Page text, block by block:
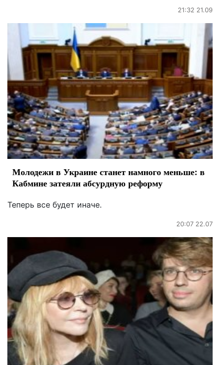
21:32 21.09
Молодежи в Украине станет намного меньше: в
Кабмине затеяли абсурдную реформу
Теперь все будет иначе.
20:07 22.07